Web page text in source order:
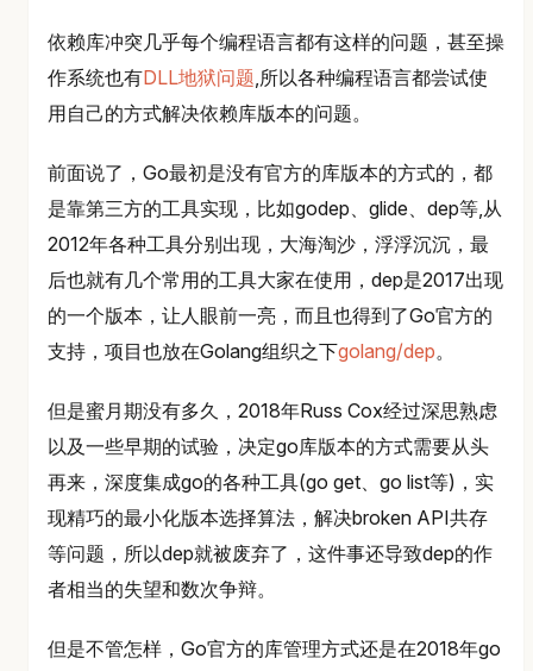
依赖库冲突几乎每个编程语言都有这样的问题，甚至操
作系统也有DLL地狱问题,所以各种编程语言都尝试使
用自己的方式解决依赖库版本的问题。
前面说了，Go最初是没有官方的库版本的方式的，都
是靠第三方的工具实现，比如godep、glide、dep等,从
2012年各种工具分别出现，大海淘沙，浮浮沉沉，最
后也就有几个常用的工具大家在使用，dep是2017出现
的一个版本，让人眼前一亮，而且也得到了Go官方的
支持，项目也放在Golang组织之下golang/dep。
但是蜜月期没有多久，2018年Russ Cox经过深思熟虑
以及一些早期的试验，决定go库版本的方式需要从头
再来，深度集成go的各种工具(go get、go list等)，实
现精巧的最小化版本选择算法，解决broken API共存
等问题，所以dep就被废弃了，这件事还导致dep的作
者相当的失望和数次争辩。
但是不管怎样，Go官方的库管理方式还是在2018年go